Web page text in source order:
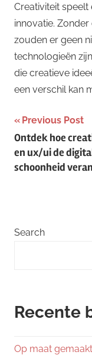
Creativiteit
innovatie.
zouden er geen
technologieën
die creatieve
een verschil kan
Post
Previous Post
Ontdek hoe
en ux/ui de
schoonheid
Search
Recente
Op maat